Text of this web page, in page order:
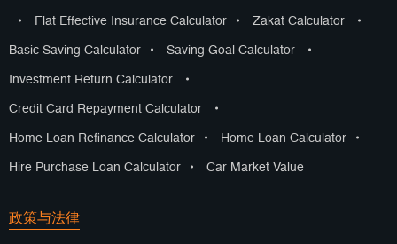
• Flat Effective Insurance Calculator • Zakat Calculator •
Basic Saving Calculator • Saving Goal Calculator •
Investment Return Calculator •
Credit Card Repayment Calculator •
Home Loan Refinance Calculator • Home Loan Calculator •
Hire Purchase Loan Calculator • Car Market Value
政策与法律